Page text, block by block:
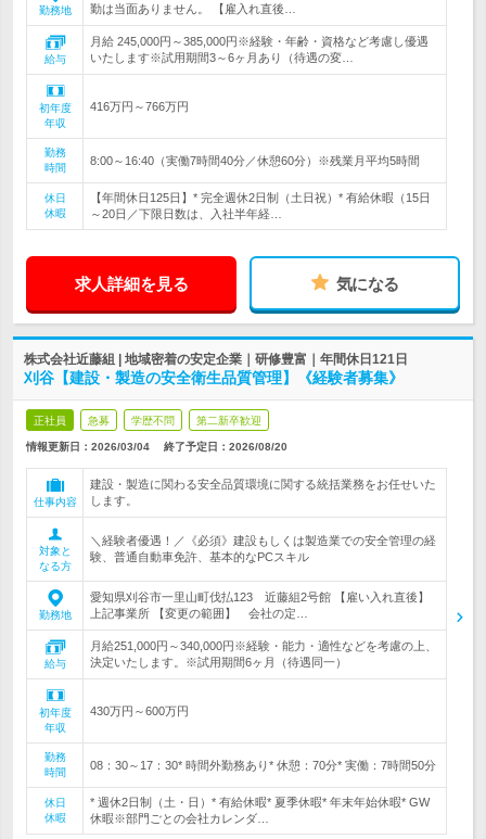
勤務地
勤は当面ありません。 【雇入れ直後…
給与
月給 245,000円～385,000円※経験・年齢・資格など考慮し優遇
いたします※試用期間3～6ヶ月あり（待遇の変…
初年度
年収
416万円～766万円
勤務
時間
8:00～16:40（実働7時間40分／休憩60分）※残業月平均5時間
休日
休暇
【年間休日125日】* 完全週休2日制（土日祝）* 有給休暇（15日
～20日／下限日数は、入社半年経…
求人詳細を見る 気になる
株式会社近藤組 | 地域密着の安定企業｜研修豊富｜年間休日121日
刈谷【建設・製造の安全衛生品質管理】《経験者募集》
正社員 急募 学歴不問 第二新卒歓迎
情報更新日：2026/03/04 終了予定日： 2026/08/20
仕事内容
建設・製造に関わる安全品質環境に関する統括業務をお任せいた
します。
対象と
なる方
＼経験者優遇！／《必須》建設もしくは製造業での安全管理の経
験、普通自動車免許、基本的なPCスキル
勤務地
愛知県刈谷市一里山町伐払123 近藤組2号館 【雇い入れ直後】
上記事業所 【変更の範囲】 会社の定…
給与
月給251,000円～340,000円※経験・能力・適性などを考慮の上、
決定いたします。※試用期間6ヶ月（待遇同一）
初年度
年収
430万円～600万円
勤務
時間
08：30～17：30* 時間外勤務あり* 休憩：70分* 実働：7時間50分
休日
休暇
* 週休2日制（土・日）* 有給休暇* 夏季休暇* 年末年始休暇* GW
休暇※部門ごとの会社カレンダ…